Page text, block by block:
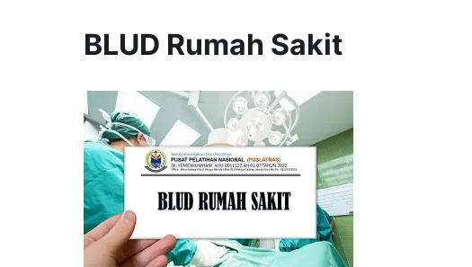
BLUD Rumah Sakit